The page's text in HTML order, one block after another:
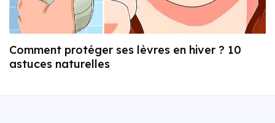
Comment protéger ses lèvres en hiver ? 10
astuces naturelles